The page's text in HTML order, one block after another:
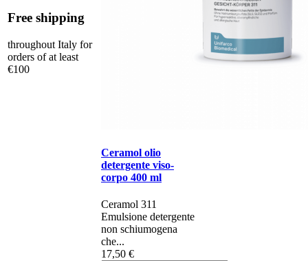
Free shipping
throughout Italy for
orders of at least
€100
Ceramol olio
detergente viso-
corpo 400 ml
Ceramol 311 ​​
Emulsione detergente
non schiumogena
che...
17,50 €